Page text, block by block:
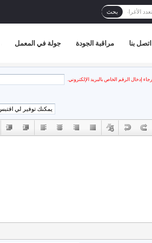
بحث
جولة في المعمل مراقبة الجودة اتصل بنا
إدخال الرقم الخاص بالبريد الإلكتروني.